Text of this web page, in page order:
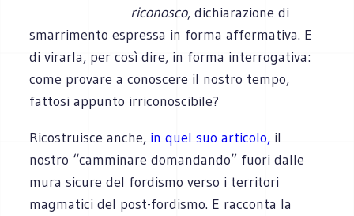
riconosco, dichiarazione di
smarrimento espressa in forma affermativa. E
di virarla, per così dire, in forma interrogativa:
come provare a conoscere il nostro tempo,
fattosi appunto irriconoscibile?
Ricostruisce anche, in quel suo articolo, il
nostro “camminare domandando” fuori dalle
mura sicure del fordismo verso i territori
magmatici del post-fordismo. E racconta la